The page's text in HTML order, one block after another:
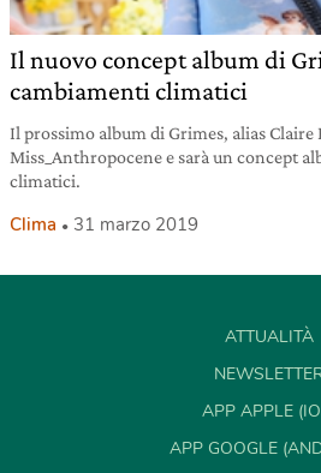
Il nuovo concept album di
cambiamenti climatici
Il prossimo album di Grimes, alias Claire
Miss_Anthropocene e sarà un concept
climatici.
Clima 31 marzo 2019
ATTUALITÀ
APP APPLE
APP GOOGLE